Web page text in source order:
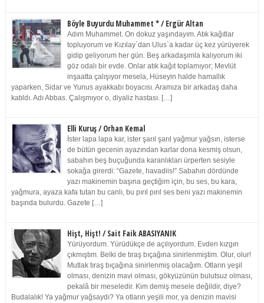
Böyle Buyurdu Muhammet * / Ergür Altan
Adım Muhammet. On dokuz yaşındayım. Atık kağıtlar
topluyorum ve Kızılay`dan Ulus`a kadar üç kez yürüyerek
gidip geliyorum her gün. Beş arkadaşımla kalıyorum iki
göz odalı bir evde. Onlar atık kağıt toplamıyor; Mevlüt
inşaatta çalışıyor mesela, Hüseyin halde hamallık
yaparken, Sidar ve Yunus ayakkabı boyacısı. Aramıza bir arkadaş daha
katıldı. Adı Abbas. Çalışmıyor o, diyaliz hastası. […]
Elli Kuruş / Orhan Kemal
İster lapa lapa kar, ister şarıl şarıl yağmur yağsın, isterse
de bütün gecenin ayazından karlar dona kesmiş olsun,
sabahın beş buçuğunda karanlıkları ürperten sesiyle
sokağa girerdi: “Gazete, havadiis!” Sabahın dördünde
yazı makinemin başına geçtiğim için, bu ses, bu kara,
yağmura, ayaza kafa tutan bu canlı, bu pırıl pırıl ses beni yazı makinemin
başında bulurdu. Gazete […]
Hişt, Hişt! / Sait Faik ABASIYANIK
Yürüyordum. Yürüdükçe de açılıyordum. Evden kızgın
çıkmıştım. Belki de tıraş bıçağına sinirlenmiştim. Olur, olur!
Mutlak tıraş bıçağına sinirlenmiş olacağım. Otların yeşil
olması, denizin mavi olması, gökyüzünün bulutsuz olması,
pekalâ bir meseledir. Kim demiş mesele değildir, diye?
Budalalık! Ya yağmur yağsaydı? Ya otların yeşili mor, ya denizin mavisi